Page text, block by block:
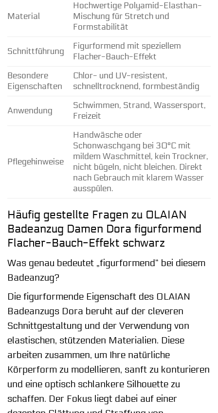
Material
Hochwertige Polyamid-Elasthan-
Mischung für Stretch und
Formstabilität
Schnittführung
Figurformend mit speziellem
Flacher-Bauch-Effekt
Besondere
Eigenschaften
Chlor- und UV-resistent,
schnelltrocknend, formbeständig
Anwendung
Schwimmen, Strand, Wassersport,
Freizeit
Pflegehinweise
Handwäsche oder
Schonwaschgang bei 30°C mit
mildem Waschmittel, kein Trockner,
nicht bügeln, nicht bleichen. Direkt
nach Gebrauch mit klarem Wasser
ausspülen.
Häufig gestellte Fragen zu OLAIAN
Badeanzug Damen Dora figurformend
Flacher-Bauch-Effekt schwarz
Was genau bedeutet „figurformend“ bei diesem
Badeanzug?
Die figurformende Eigenschaft des OLAIAN
Badeanzugs Dora beruht auf der cleveren
Schnittgestaltung und der Verwendung von
elastischen, stützenden Materialien. Diese
arbeiten zusammen, um Ihre natürliche
Körperform zu modellieren, sanft zu konturieren
und eine optisch schlankere Silhouette zu
schaffen. Der Fokus liegt dabei auf einer